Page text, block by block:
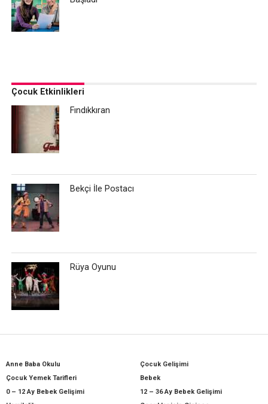
Çocuk Etkinlikleri
Fındıkkıran
Bekçi İle Postacı
Rüya Oyunu
Anne Baba Okulu
Çocuk Gelişimi
Çocuk Yemek Tarifleri
Bebek
0 – 12 Ay Bebek Gelişimi
12 – 36 Ay Bebek Gelişimi